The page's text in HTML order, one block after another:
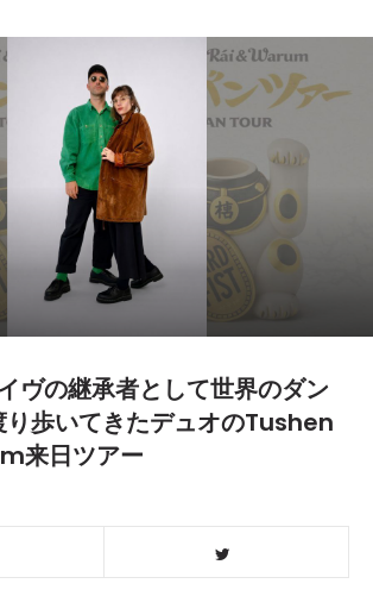
ヴの継承者として世界のダン
歩いてきたデュオのTushen
来日ツアー